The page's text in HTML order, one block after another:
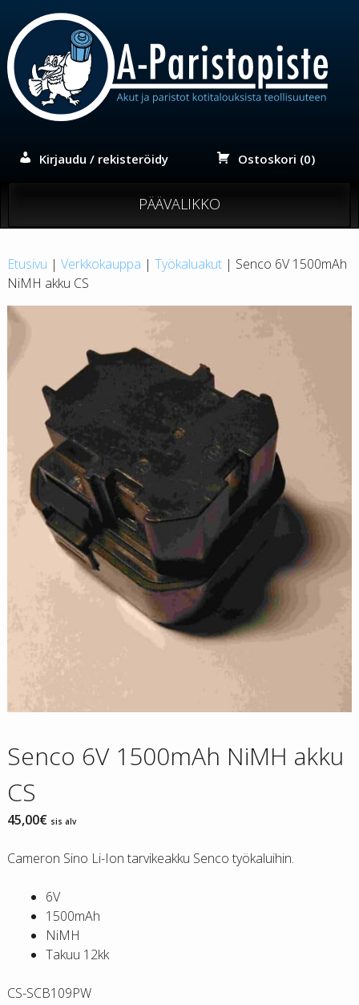
sisältöön
Kirjaudu / rekisteröidy Ostoskori (0)
PÄÄVALIKKO
Etusivu | Verkkokauppa | Työkaluakut| Senco 6V 1500mAh
NiMH akku CS
Senco 6V 1500mAh NiMH akku
CS
45,00€ sis alv
Cameron Sino Li-Ion tarvikeakku Senco työkaluihin.
6V
1500mAh
NiMH
Takuu 12kk
CS-SCB109PW